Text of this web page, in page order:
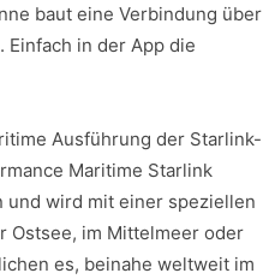
baut eine Verbindung über
Einfach in der App die
Ausführung der Starlink-
Maritime Starlink
und wird mit einer speziellen
Ostsee, im Mittelmeer oder
es, beinahe weltweit im